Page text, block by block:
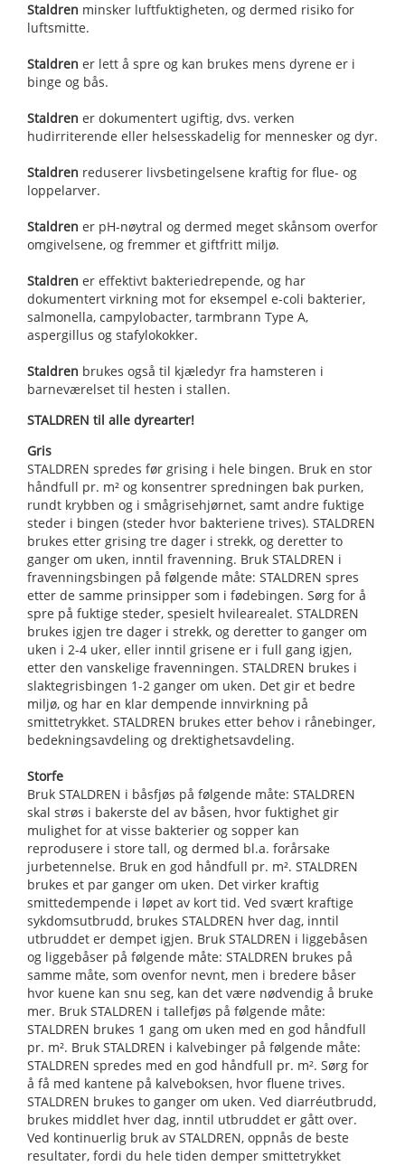
Staldren minsker luftfuktigheten, og dermed risiko for
luftsmitte.
Staldren er lett å spre og kan brukes mens dyrene er i
binge og bås.
Staldren er dokumentert ugiftig, dvs. verken
hudirriterende eller helsesskadelig for mennesker og dyr.
Staldren reduserer livsbetingelsene kraftig for flue- og
loppelarver.
Staldren er pH-nøytral og dermed meget skånsom overfor
omgivelsene, og fremmer et giftfritt miljø.
Staldren er effektivt bakteriedrepende, og har
dokumentert virkning mot for eksempel e-coli bakterier,
salmonella, campylobacter, tarmbrann Type A,
aspergillus og stafylokokker.
Staldren brukes også til kjæledyr fra hamsteren i
barneværelset til hesten i stallen.
STALDREN til alle dyrearter!
Gris
STALDREN spredes før grising i hele bingen. Bruk en stor
håndfull pr. m² og konsentrer spredningen bak purken,
rundt krybben og i smågrisehjørnet, samt andre fuktige
steder i bingen (steder hvor bakteriene trives). STALDREN
brukes etter grising tre dager i strekk, og deretter to
ganger om uken, inntil fravenning. Bruk STALDREN i
fravenningsbingen på følgende måte: STALDREN spres
etter de samme prinsipper som i fødebingen. Sørg for å
spre på fuktige steder, spesielt hvilearealet. STALDREN
brukes igjen tre dager i strekk, og deretter to ganger om
uken i 2-4 uker, eller inntil grisene er i full gang igjen,
etter den vanskelige fravenningen. STALDREN brukes i
slaktegrisbingen 1-2 ganger om uken. Det gir et bedre
miljø, og har en klar dempende innvirkning på
smittetrykket. STALDREN brukes etter behov i rånebinger,
bedekningsavdeling og drektighetsavdeling.
Storfe
Bruk STALDREN i båsfjøs på følgende måte: STALDREN
skal strøs i bakerste del av båsen, hvor fuktighet gir
mulighet for at visse bakterier og sopper kan
reprodusere i store tall, og dermed bl.a. forårsake
jurbetennelse. Bruk en god håndfull pr. m². STALDREN
brukes et par ganger om uken. Det virker kraftig
smittedempende i løpet av kort tid. Ved svært kraftige
sykdomsutbrudd, brukes STALDREN hver dag, inntil
utbruddet er dempet igjen. Bruk STALDREN i liggebåsen
og liggebåser på følgende måte: STALDREN brukes på
samme måte, som ovenfor nevnt, men i bredere båser
hvor kuene kan snu seg, kan det være nødvendig å bruke
mer. Bruk STALDREN i tallefjøs på følgende måte:
STALDREN brukes 1 gang om uken med en god håndfull
pr. m². Bruk STALDREN i kalvebinger på følgende måte:
STALDREN spredes med en god håndfull pr. m². Sørg for
å få med kantene på kalveboksen, hvor fluene trives.
STALDREN brukes to ganger om uken. Ved diarréutbrudd,
brukes middlet hver dag, inntil utbruddet er gått over.
Ved kontinuerlig bruk av STALDREN, oppnås de beste
resultater, fordi du hele tiden demper smittetrykket